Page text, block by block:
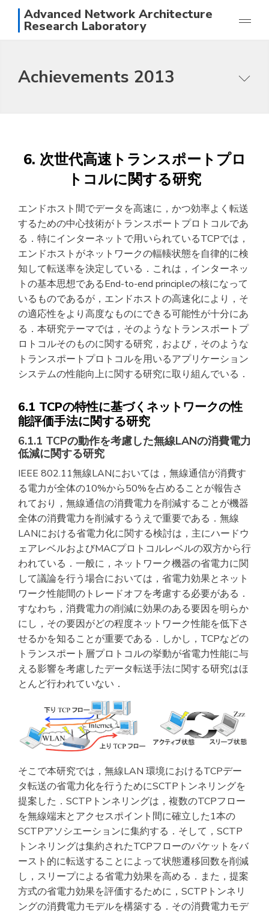
Advanced Network Architecture
Research Laboratory
Achievements
日本語 English
Achievements 2013
Papers
Staff
6. 次世代高速トランスポートプロ
トコルに関する研究
エンドホスト間でデータを高速に，かつ効率よく転送
するための中心技術がトランスポートプロトコルであ
る．特にインターネットで用いられているTCPでは，
エンドホストがネットワークの輻輳状態を自律的に検
知して転送率を決定している．これは，インターネッ
トの基本思想であるEnd-to-end principleの核になって
いるものであるが，エンドホストの高速化により，そ
の適応性をより高度なものにできる可能性が十分にあ
る．本研究テーマでは，そのようなトランスポートプ
ロトコルそのものに関する研究，および，そのような
トランスポートプロトコルを用いるアプリケーション
システムの性能向上に関する研究に取り組んでいる．
6.1 TCPの特性に基づくネットワークの性
能評価手法に関する研究
6.1.1 TCPの動作を考慮した無線LANの消費電力
低減に関する研究
IEEE 802.11無線LANにおいては，無線通信が消費す
る電力が全体の10%から50%を占めることが報告さ
れており，無線通信の消費電力を削減することが機器
全体の消費電力を削減するうえで重要である．無線
LANにおける省電力化に関する検討は，主にハードウ
ェアレベルおよびMACプロトコルレベルの双方から行
われている．一般に，ネットワーク機器の省電力に関
して議論を行う場合においては，省電力効果とネット
ワーク性能間のトレードオフを考慮する必要がある．
すなわち，消費電力の削減に効果のある要因を明らか
にし，その要因がどの程度ネットワーク性能を低下さ
せるかを知ることが重要である．しかし，TCPなどの
トランスポート層プロトコルの挙動が省電力性能に与
える影響を考慮したデータ転送手法に関する研究はほ
とんど行われていない．
そこで本研究では，無線LAN 環境におけるTCPデー
タ転送の省電力化を行うためにSCTPトンネリングを
提案した．SCTPトンネリングは，複数のTCPフロー
を無線端末とアクセスポイント間に確立した1本の
SCTPアソシエーションに集約する．そして，SCTP
トンネリングは集約されたTCPフローのパケットをバ
ースト的に転送することによって状態遷移回数を削減
し，スリープによる省電力効果を高める．また，提案
方式の省電力効果を評価するために，SCTPトンネリ
ングの消費電力モデルを構築する．その消費電力モデ